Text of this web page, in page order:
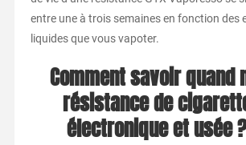
entre une à trois semaines en fonction des
liquides que vous vapoter.
Comment savoir quand
résistance de
électronique et usée